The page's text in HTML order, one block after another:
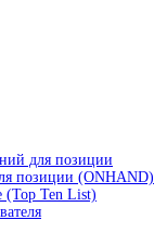
для позиции
позиции (ONHAND)
Ten List)